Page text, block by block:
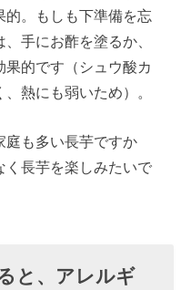
的。もしも下準備を忘
手にお酢を塗るか、
的です（シュウ酸カ
熱にも弱いため）。
庭も多い長芋ですか
く長芋を楽しみたいで
と、アレルギ